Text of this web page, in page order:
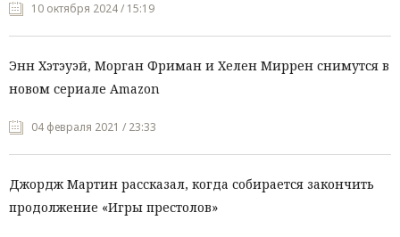
10 октября 2024 / 15:19
Энн Хэтэуэй, Морган Фриман и Хелен Миррен снимутся в
новом сериале Amazon
04 февраля 2021 / 23:33
Джордж Мартин рассказал, когда собирается закончить
продолжение «Игры престолов»